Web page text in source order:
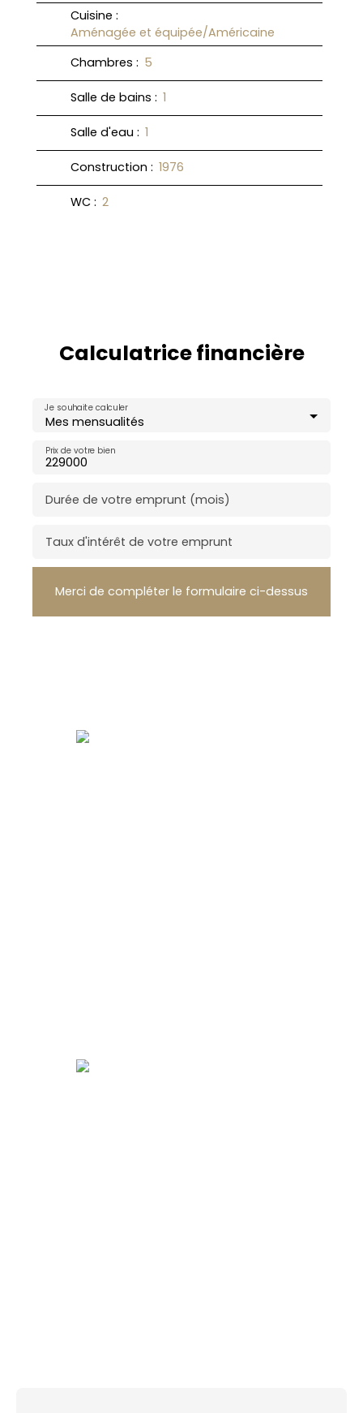
Cuisine :
Aménagée et équipée/Américaine
Chambres : 5
Salle de bains : 1
Salle d'eau : 1
Construction : 1976
WC : 2
Calculatrice financière
Mes mensualités
Je souhaite calculer
Prix de votre bien
Durée de votre emprunt (mois)
Taux d'intérêt de votre emprunt
Merci de compléter le formulaire ci-dessus